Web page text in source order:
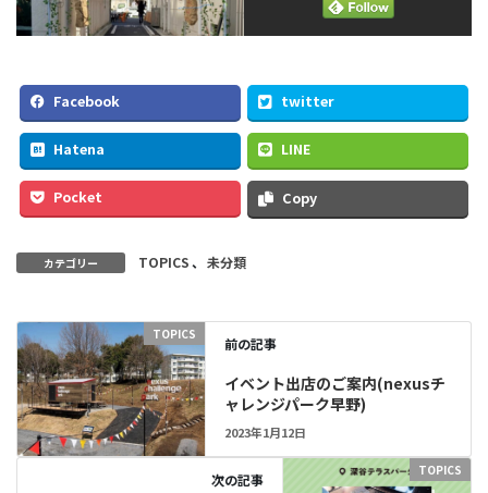
Facebook twitter
Hatena LINE
Pocket Copy
カテゴリー TOPICS、 未分類
TOPICS
前の記事
イベント出店のご案内(nexusチ
ャレンジパーク早野)
2023年1月12日
TOPICS
次の記事